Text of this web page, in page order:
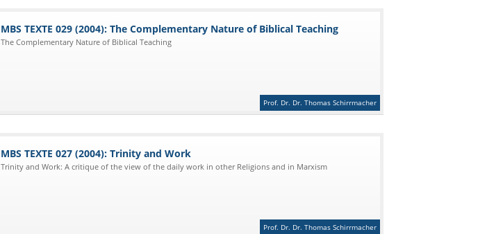
MBS TEXTE 029 (2004): The Complementary Nature of Biblical Teaching
The Complementary Nature of Biblical Teaching
Prof. Dr. Dr. Thomas Schirrmacher
MBS TEXTE 027 (2004): Trinity and Work
Trinity and Work: A critique of the view of the daily work in other Religions and in Marxism
Prof. Dr. Dr. Thomas Schirrmacher